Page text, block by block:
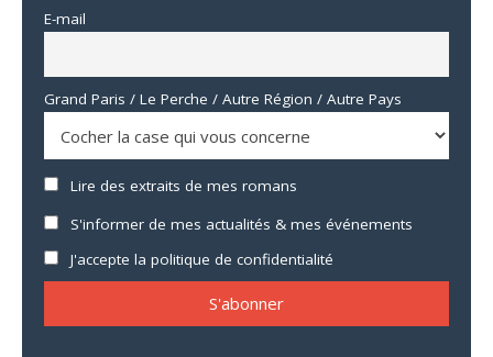
E-mail
Grand Paris / Le Perche / Autre Région / Autre Pays
Lire des extraits de mes romans
S'informer de mes actualités & mes événements
J'accepte la politique de confidentialité